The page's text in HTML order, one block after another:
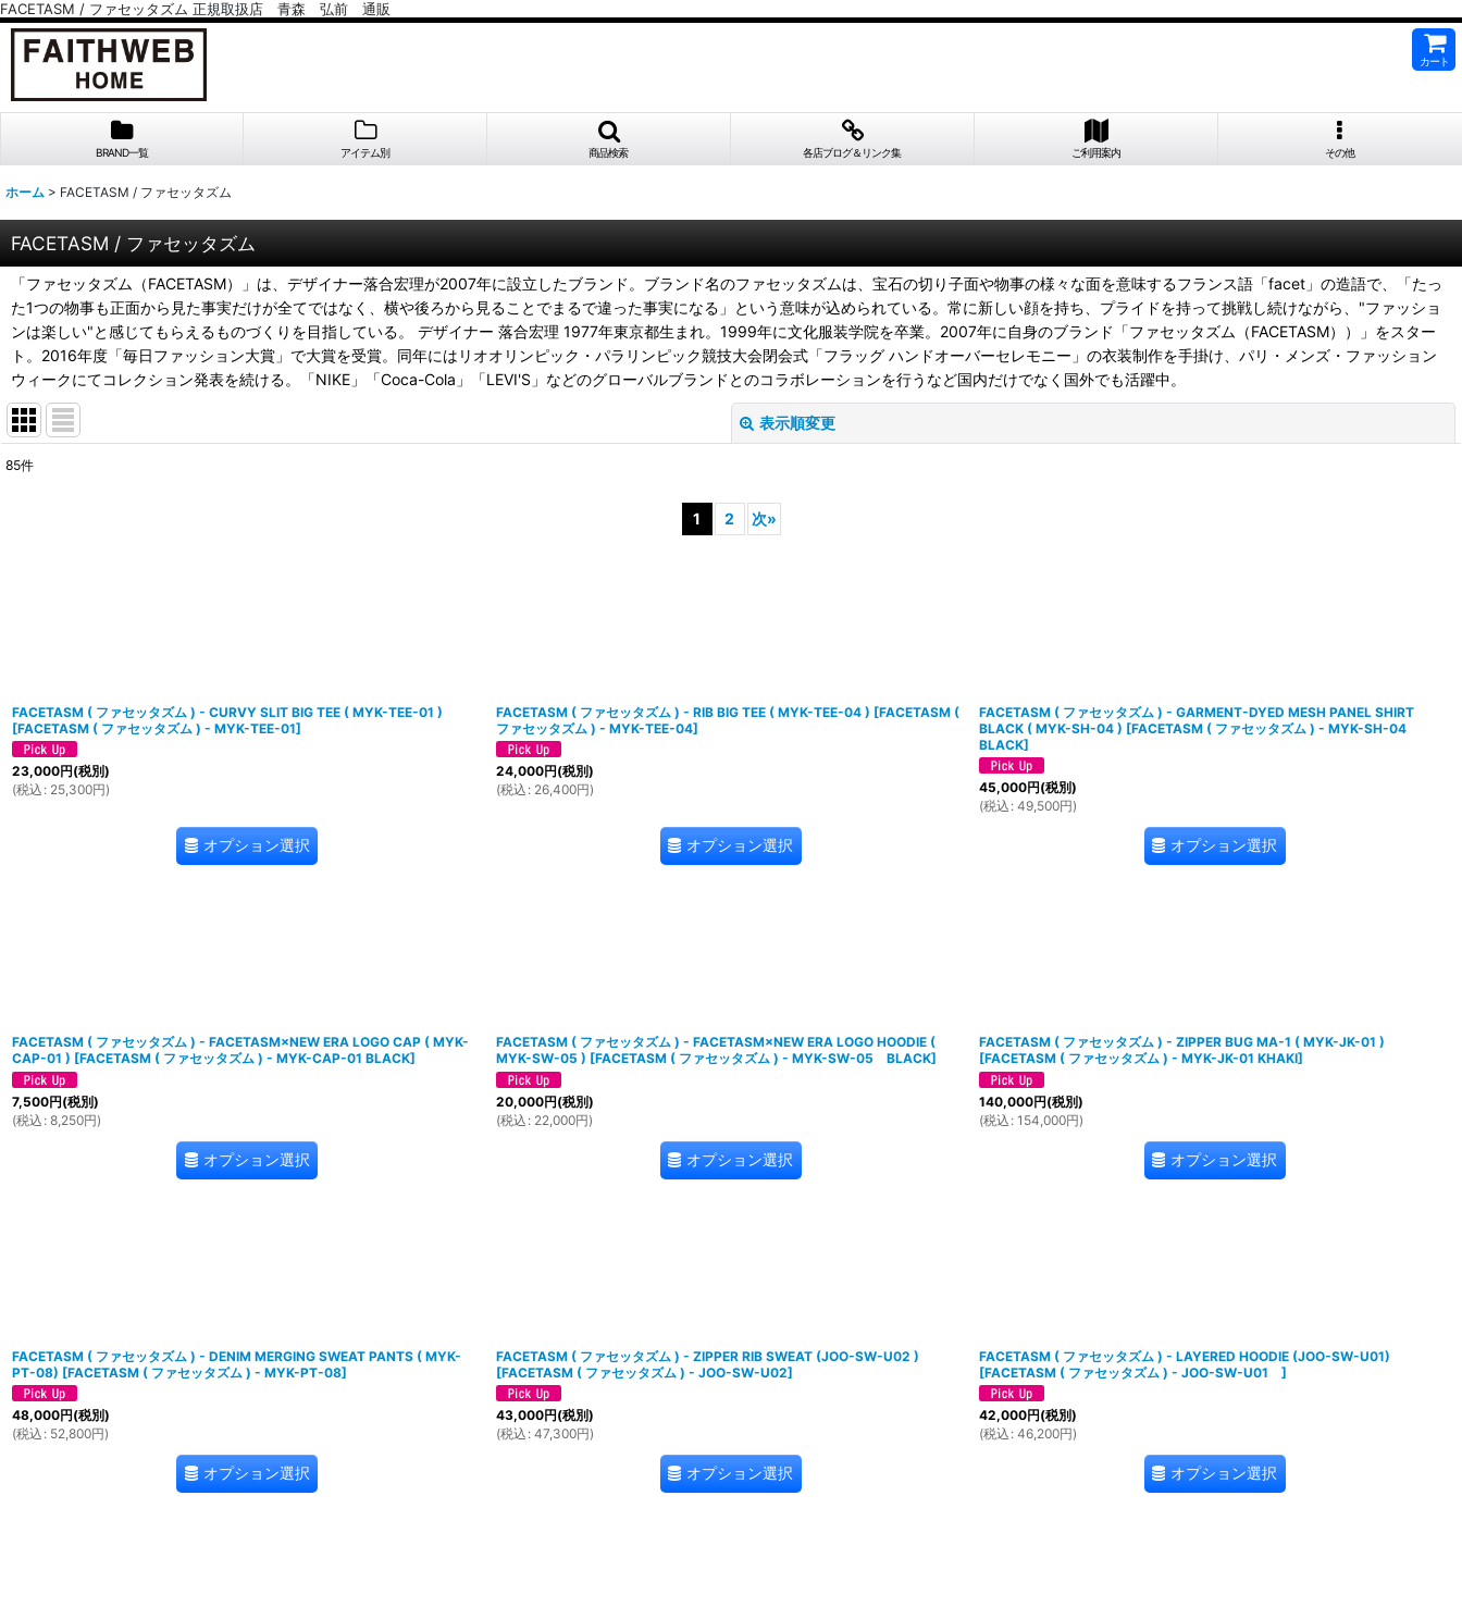
FACETASM / ファセッタズム 正規取扱店 青森 弘前 通販
カート
BRAND一覧 アイテム別 商品検索 各店ブログ＆リンク集 ご利用案内 その他
ホーム > FACETASM / ファセッタズム
FACETASM / ファセッタズム
「ファセッタズム（FACETASM）」は、デザイナー落合宏理が2007年に設立したブランド。ブランド名のファセッタズムは、宝石の切り子面や物事の様々な面を意味するフランス語「facet」の造語で、「たっ
た1つの物事も正面から見た事実だけが全てではなく、横や後ろから見ることでまるで違った事実になる」という意味が込められている。常に新しい顔を持ち、プライドを持って挑戦し続けながら、"ファッショ
ンは楽しい"と感じてもらえるものづくりを目指している。 デザイナー 落合宏理 1977年東京都生まれ。1999年に文化服装学院を卒業。2007年に自身のブランド「ファセッタズム（FACETASM））」をスター
ト。2016年度「毎日ファッション大賞」で大賞を受賞。同年にはリオオリンピック・パラリンピック競技大会閉会式「フラッグ ハンドオーバーセレモニー」の衣装制作を手掛け、パリ・メンズ・ファッション
ウィークにてコレクション発表を続ける。「NIKE」「Coca-Cola」「LEVI'S」などのグローバルブランドとのコラボレーションを行うなど国内だけでなく国外でも活躍中。
表示順変更
85件
1 2 次»
FACETASM ( ファセッタズム ) - CURVY SLIT BIG TEE ( MYK-TEE-01 )
[FACETASM ( ファセッタズム ) - MYK-TEE-01]
23,000円(税別)
(税込 : 25,300円)
オプション選択
FACETASM ( ファセッタズム ) - RIB BIG TEE ( MYK-TEE-04 ) [FACETASM (
ファセッタズム ) - MYK-TEE-04]
24,000円(税別)
(税込 : 26,400円)
オプション選択
FACETASM ( ファセッタズム ) - GARMENT-DYED MESH PANEL SHIRT
BLACK ( MYK-SH-04 ) [FACETASM ( ファセッタズム ) - MYK-SH-04
BLACK]
45,000円(税別)
(税込 : 49,500円)
オプション選択
FACETASM ( ファセッタズム ) - FACETASM×NEW ERA LOGO CAP ( MYK-
CAP-01 ) [FACETASM ( ファセッタズム ) - MYK-CAP-01 BLACK]
7,500円(税別)
(税込 : 8,250円)
オプション選択
FACETASM ( ファセッタズム ) - FACETASM×NEW ERA LOGO HOODIE (
MYK-SW-05 ) [FACETASM ( ファセッタズム ) - MYK-SW-05 BLACK]
20,000円(税別)
(税込 : 22,000円)
オプション選択
FACETASM ( ファセッタズム ) - ZIPPER BUG MA-1 ( MYK-JK-01 )
[FACETASM ( ファセッタズム ) - MYK-JK-01 KHAKI]
140,000円(税別)
(税込 : 154,000円)
オプション選択
FACETASM ( ファセッタズム ) - DENIM MERGING SWEAT PANTS ( MYK-
PT-08) [FACETASM ( ファセッタズム ) - MYK-PT-08]
48,000円(税別)
(税込 : 52,800円)
オプション選択
FACETASM ( ファセッタズム ) - ZIPPER RIB SWEAT (JOO-SW-U02 )
[FACETASM ( ファセッタズム ) - JOO-SW-U02]
43,000円(税別)
(税込 : 47,300円)
オプション選択
FACETASM ( ファセッタズム ) - LAYERED HOODIE (JOO-SW-U01)
[FACETASM ( ファセッタズム ) - JOO-SW-U01]
42,000円(税別)
(税込 : 46,200円)
オプション選択